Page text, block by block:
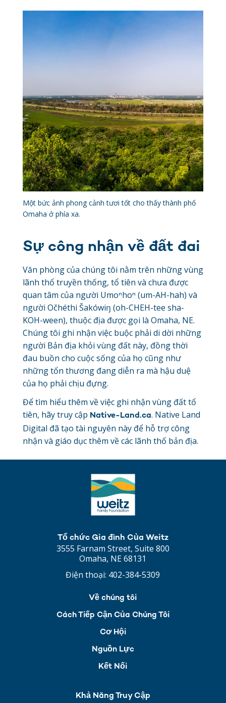
Một bức ảnh phong cảnh tươi tốt cho thấy thành phố
Omaha ở phía xa.
Sự công nhận về đất đai
Văn phòng của chúng tôi nằm trên những vùng
lãnh thổ truyền thống, tổ tiên và chưa được
quan tâm của người Umoⁿhoⁿ (um-AH-hah) và
người Očhéthi Šakówiŋ (oh-CHEH-tee sha-
KOH-ween), thuộc địa được gọi là Omaha, NE.
Chúng tôi ghi nhận việc buộc phải di dời những
người Bản địa khỏi vùng đất này, đồng thời
đau buồn cho cuộc sống của họ cũng như
những tổn thương đang diễn ra mà hậu duệ
của họ phải chịu đựng.
Để tìm hiểu thêm về việc ghi nhận vùng đất tổ
tiên, hãy truy cập Native-Land.ca. Native Land
Digital đã tạo tài nguyên này để hỗ trợ công
nhận và giáo dục thêm về các lãnh thổ bản địa.
Tổ chức Gia đình Của Weitz
3555 Farnam Street, Suite 800
Omaha, NE 68131
Điện thoại: 402-384-5309
Về chúng tôi
Cách Tiếp Cận Của Chúng Tôi
Cơ Hội
Nguồn Lực
Kết Nối
Khả Năng Truy Cập